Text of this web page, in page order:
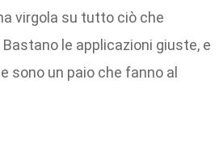
virgola su tutto ciò che
le applicazioni giuste, e
sono un paio che fanno al